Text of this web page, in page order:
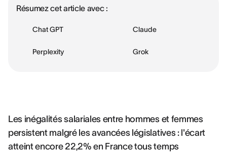
Résumez cet article avec :
Chat GPT Claude
Perplexity Grok
Les inégalités salariales entre hommes et femmes
persistent malgré les avancées législatives : l'écart
atteint encore 22,2% en France tous temps